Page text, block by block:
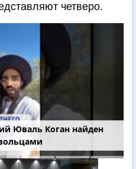
четверо.
Юваль Коган найден